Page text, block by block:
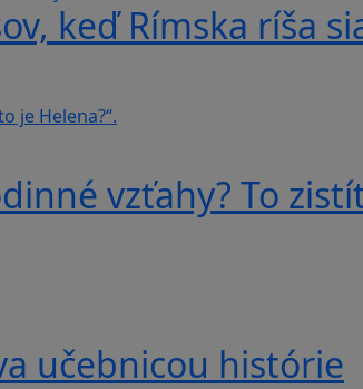
keď Rímska ríša
vzťahy? To
učebnicou histórie